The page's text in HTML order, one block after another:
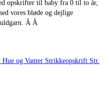
opskrifter til baby fra 0 til to år,
vores bløde og dejlige
Â Â